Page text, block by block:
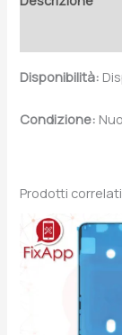
Disponibilità:
Condizione:
Prodotti correlati